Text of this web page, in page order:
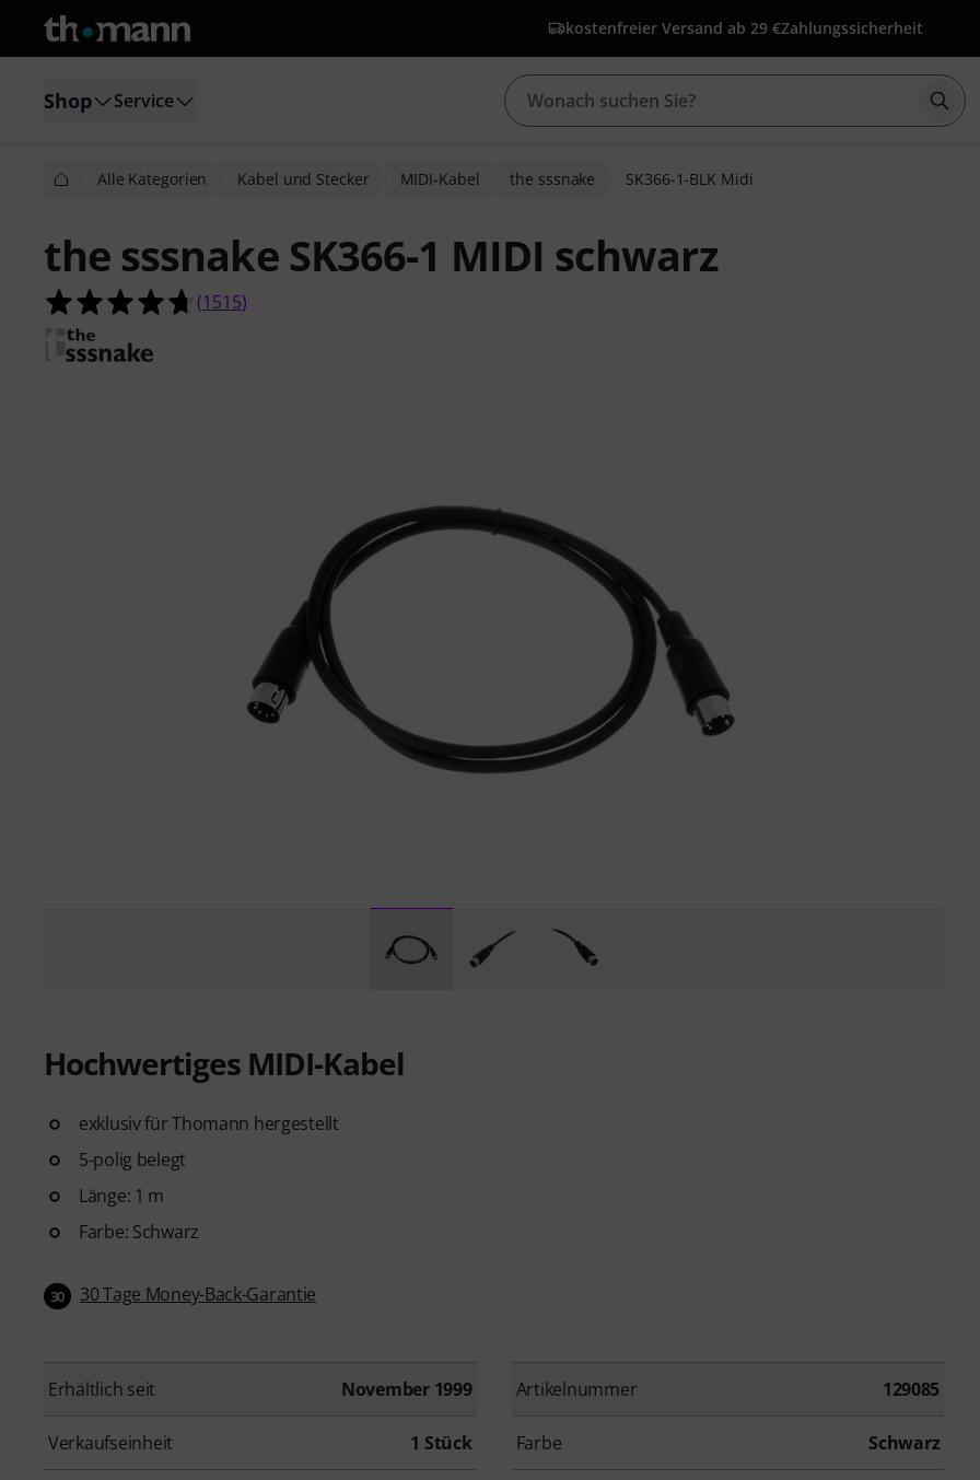
kostenfreier Versand ab 29 €Zahlungssicherheit
Shop Service
Alle Kategorien Kabel und Stecker MIDI-Kabel the sssnake SK366-1-BLK Midi
the sssnake SK366-1 MIDI schwarz
4.7 von 5 Sternen aus 1515 Kundenbewertungen
(1515)
Hochwertiges MIDI-Kabel
exklusiv für Thomann hergestellt
5-polig belegt
Länge: 1 m
Farbe: Schwarz
30 30 Tage Money-Back-Garantie
Erhältlich seit November 1999 Artikelnummer 129085
Verkaufseinheit 1 Stück Farbe Schwarz